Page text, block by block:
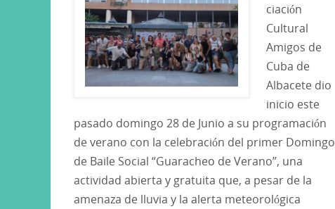
ciación
Cultural
Amigos de
Cuba de
Albacete dio
inicio este
pasado domingo 28 de Junio a su programación
de verano con la celebración del primer Domingo
de Baile Social “Guaracheo de Verano”, una
actividad abierta y gratuita que, a pesar de la
amenaza de lluvia y la alerta meteorológica